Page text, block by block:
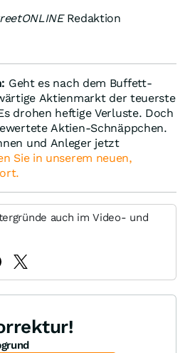
Redaktion
Geht es nach dem Buffett-
Aktienmarkt der teuerste
drohen heftige Verluste. Doch
Aktien-Schnäppchen.
und Anleger jetzt
Sie in unserem neuen,
auch im Video- und